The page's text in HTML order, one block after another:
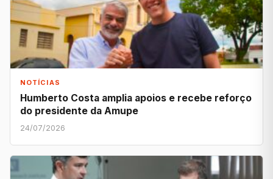
NOTÍCIAS
Humberto Costa amplia apoios e recebe reforço
do presidente da Amupe
24/07/2026